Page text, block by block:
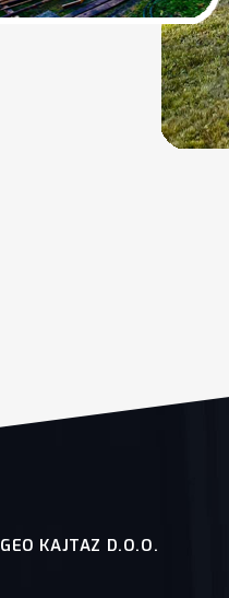
GEO KAJTAZ D.O.O.